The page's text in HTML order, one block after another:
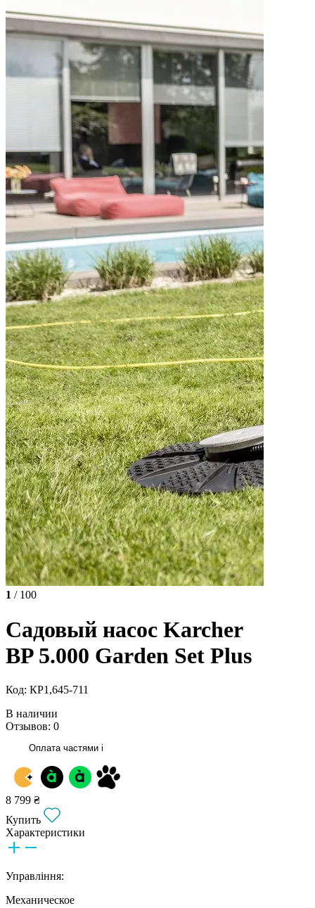
1 / 100
Садовый насос Karcher
BP 5.000 Garden Set Plus
Код: КР1,645-711
В наличии
Отзывов: 0
Оплата частями i
8 799 ₴
Купить
Характеристики
Управління:
Механическое